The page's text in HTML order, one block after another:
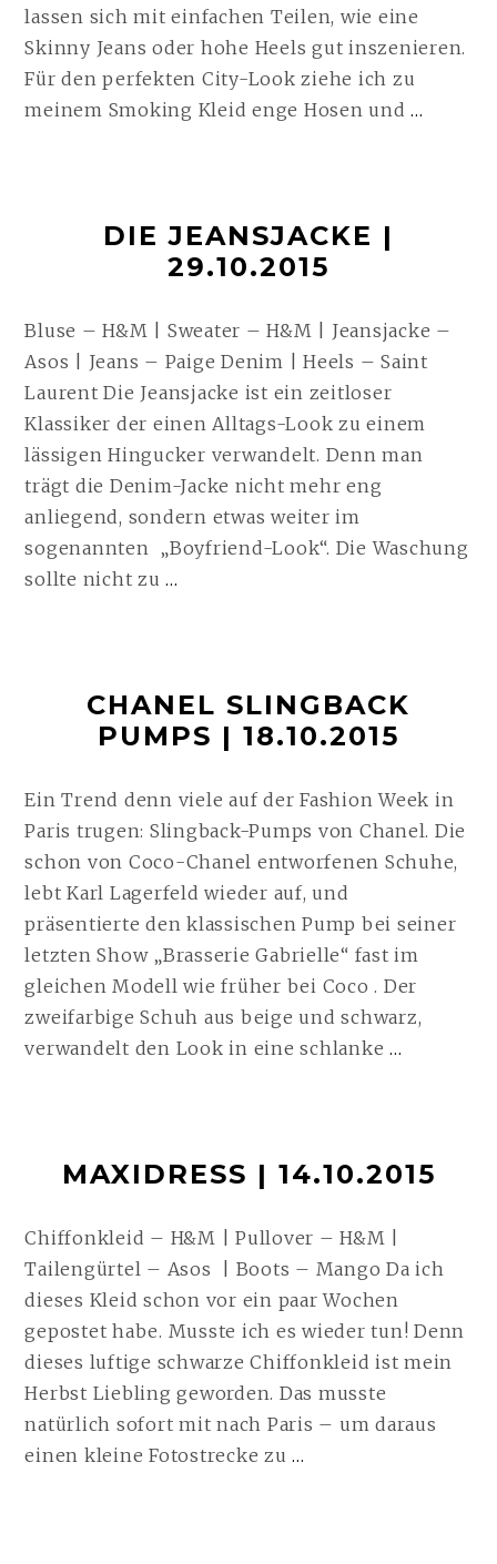
lassen sich mit einfachen Teilen, wie eine
Skinny Jeans oder hohe Heels gut inszenieren.
Für den perfekten City-Look ziehe ich zu
meinem Smoking Kleid enge Hosen und…
DIE JEANSJACKE |
29.10.2015
Bluse – H&M | Sweater – H&M | Jeansjacke –
Asos | Jeans – Paige Denim | Heels – Saint
Laurent Die Jeansjacke ist ein zeitloser
Klassiker der einen Alltags-Look zu einem
lässigen Hingucker verwandelt. Denn man
trägt die Denim-Jacke nicht mehr eng
anliegend, sondern etwas weiter im
sogenannten „Boyfriend-Look“. Die Waschung
sollte nicht zu…
WEITERLESEN
CHANEL SLINGBACK
PUMPS | 18.10.2015
Ein Trend denn viele auf der Fashion Week in
Paris trugen: Slingback-Pumps von Chanel. Die
schon von Coco-Chanel entworfenen Schuhe,
lebt Karl Lagerfeld wieder auf, und
präsentierte den klassischen Pump bei seiner
letzten Show „Brasserie Gabrielle“ fast im
gleichen Modell wie früher bei Coco . Der
zweifarbige Schuh aus beige und schwarz,
verwandelt den Look in eine schlanke…
MAXIDRESS | 14.10.2015
Chiffonkleid – H&M | Pullover – H&M |
Tailengürtel – Asos | Boots – Mango Da ich
dieses Kleid schon vor ein paar Wochen
gepostet habe. Musste ich es wieder tun! Denn
dieses luftige schwarze Chiffonkleid ist mein
Herbst Liebling geworden. Das musste
natürlich sofort mit nach Paris – um daraus
einen kleine Fotostrecke zu…